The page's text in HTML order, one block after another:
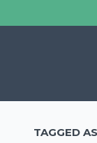
TAGGED